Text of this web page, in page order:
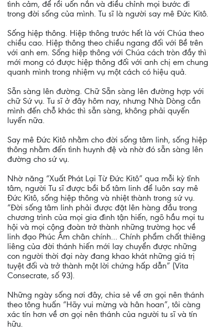
tình cảm, để rồi uốn nắn và điều chỉnh mọi bước đi
trong đời sống của mình. Tu sĩ là người say mê Đức Kitô.
Sống hiệp thông. Hiệp thông trước hết là với Chúa theo
chiều cao. Hiệp thông theo chiều ngang đối với Bề trên
với anh em. Sống hiệp thông với Chúa cách tròn đầy thì
mới mong có được hiệp thông đối với anh chị em chung
quanh mình trong nhiệm vụ một cách có hiệu quả.
Sẵn sàng lên đường. Chữ Sẵn sàng lên đường hợp với
chữ Sứ vụ. Tu sĩ ở đây hôm nay, nhưng Nhà Dòng cần
mình đến chỗ khác thì sẵn sàng, không phải quyến
luyến nữa.
Say mê Đức Kitô nhằm cho đời sống tâm linh, sống hiệp
thông nhằm đến tình huynh đệ và nhờ đó sẵn sàng lên
đường cho sứ vụ.
Nhờ năng “Xuất Phát Lại Từ Đức Kitô” qua mỗi kỳ tĩnh
tâm, người Tu sĩ được bồi bổ tâm linh để luôn say mê
Đức Kitô, sống hiệp thông và nhiệt thành trong sứ vụ.
“Đời sống tâm linh phải được đặt lên hàng đầu trong
chương trình của mọi gia đình tận hiến, ngõ hầu mọi tu
hội và mọi cộng đoàn trở thành những trường học về
linh đạo Phúc Âm chân chính… Chính phẩm chất thiêng
liêng của đời thánh hiến mới lay chuyển được những
con người thời đại này đang khao khát những giá trị
tuyệt đối và trở thành một lời chứng hấp dẫn” (Vita
Consecrate, số 93).
Những ngày sống nơi đây, chia sẻ về ơn gọi nên thánh
theo tông huấn “Hãy vui mừng và hân hoan”, tôi càng
xác tín hơn về ơn gọi nên thánh của người tu sĩ và tín
hữu.